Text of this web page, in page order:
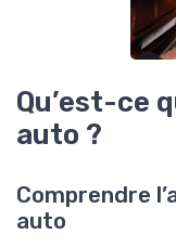
Qu’est-ce
auto ?
Comprendre
auto